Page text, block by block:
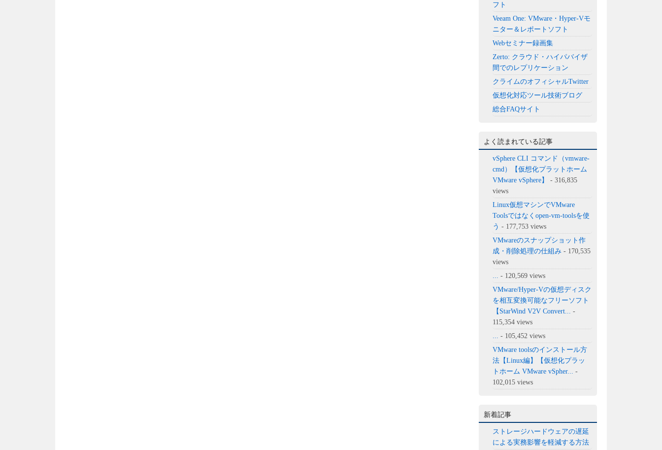
フト
Veeam One: VMware・Hyper-Vモ
ニター＆レポートソフト
Webセミナー録画集
Zerto: クラウド・ハイパバイザ
間でのレプリケーション
クライムのオフィシャルTwitter
仮想化対応ツール技術ブログ
総合FAQサイト
よく読まれている記事
vSphere CLI コマンド（vmware-
cmd）【仮想化プラットホーム
VMware vSphere】
- 316,835
views
Linux仮想マシンでVMware
Toolsではなくopen-vm-toolsを使
う - 177,753 views
VMwareのスナップショット作
成・削除処理の仕組み - 170,535
views
- 120,569 views
VMware/Hyper-Vの仮想ディスク
を相互変換可能なフリーソフト
【StarWind V2V Convert...
-
115,354 views
- 105,452 views
VMware toolsのインストール方
法【Linux編】【仮想化プラッ
トホーム VMware vSpher...
-
102,015 views
新着記事
ストレージハードウェアの遅延
による実務影響を軽減する方法